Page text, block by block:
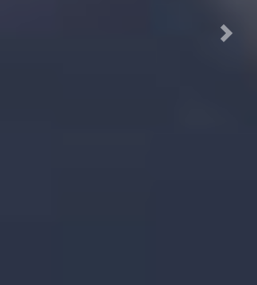
Next